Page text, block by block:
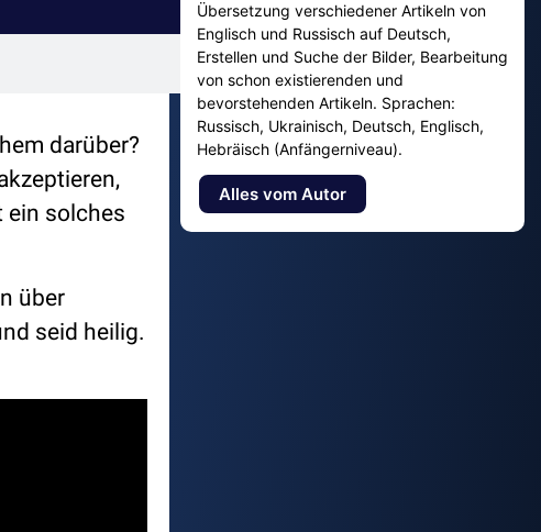
darüber?
ein solches
über
seid heilig.
Übersetzung verschiedener Artikeln von
Englisch und Russisch auf Deutsch,
Erstellen und Suche der Bilder, Bearbeitung
von schon existierenden und
bevorstehenden Artikeln. Sprachen:
Russisch, Ukrainisch, Deutsch, Englisch,
Hebräisch (Anfängerniveau).
Alles vom Autor